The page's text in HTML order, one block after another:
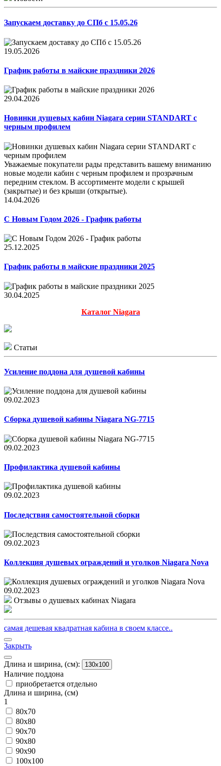
Запускаем доставку до СПб с 15.05.26
19.05.2026
График работы в майские праздники 2026
29.04.2026
Новинки душевых кабин Niagara серии STANDART с
черным профилем
Уважаемые покупатели рады представить вашему вниманию
новые модели кабин с черным профилем и прозрачным
передним стеклом. В ассортименте модели с крышей
(закрытые) и без крыши (открытые).
14.04.2026
С Новым Годом 2026 - График работы
25.12.2025
График работы в майские праздники 2025
30.04.2025
Каталог Niagara
Статьи
Усиление поддона для душевой кабины
09.02.2023
Сборка душевой кабины Niagara NG-7715
09.02.2023
Профилактика душевой кабины
09.02.2023
Последствия самостоятельной сборки
09.02.2023
Коллекция душевых ограждений и уголков Niagara Nova
09.02.2023
Отзывы о душевых кабинах Niagara
самая дешевая квадратная кабина в своем классе..
Закрыть
Длина и ширина, (см): 130x100
Наличие поддона
приобретается отдельно
Длина и ширина, (см)
1
80x70
80x80
90x70
90x80
90x90
100x100